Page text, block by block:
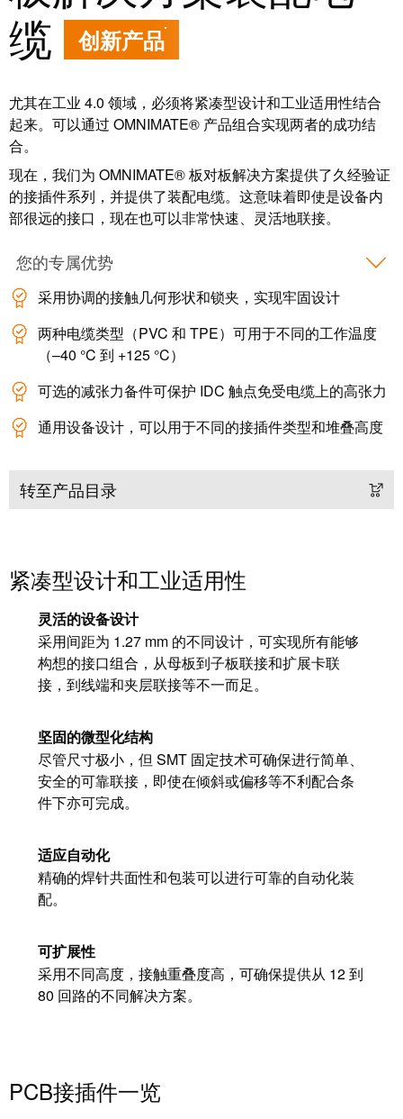
盒
动
化
和
软
件
制
器
I/O
系
工
业
太
网
摸
屏
工
程
设
计
和
可
视
化
工
具
测
监
控
系
动
机
著，
销
额
达
亿
欧
元
魏
德
米
勒
SNAP
IN
联
接
技
荣
获
德
创
新
奖
Herz
基
金
会
资
入
德
米
勒
米
勒
缆
创新产品
尤其在工业 4.0 领域，必须将紧凑型设计和工业适用性结合
起来。可以通过 OMNIMATE® 产品组合实现两者的成功结
合。
现在，我们为 OMNIMATE® 板对板解决方案提供了久经验证
的接插件系列，并提供了装配电缆。这意味着即使是设备内
部很远的接口，现在也可以非常快速、灵活地联接。
您的专属优势
采用协调的接触几何形状和锁夹，实现牢固设计
两种电缆类型（PVC 和 TPE）可用于不同的工作温度
（–40 °C 到 +125 °C）
可选的减张力备件可保护 IDC 触点免受电缆上的高张力
通用设备设计，可以用于不同的接插件类型和堆叠高度
转至产品目录
紧凑型设计和工业适用性
灵活的设备设计
采用间距为 1.27 mm 的不同设计，可实现所有能够
构想的接口组合，从母板到子板联接和扩展卡联
接，到线端和夹层联接等不一而足。
坚固的微型化结构
尽管尺寸极小，但 SMT 固定技术可确保进行简单、
安全的可靠联接，即使在倾斜或偏移等不利配合条
件下亦可完成。
适应自动化
精确的焊针共面性和包装可以进行可靠的自动化装
配。
可扩展性
采用不同高度，接触重叠度高，可确保提供从 12 到
80 回路的不同解决方案。
PCB接插件一览